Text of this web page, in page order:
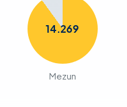
14.269
Mezun